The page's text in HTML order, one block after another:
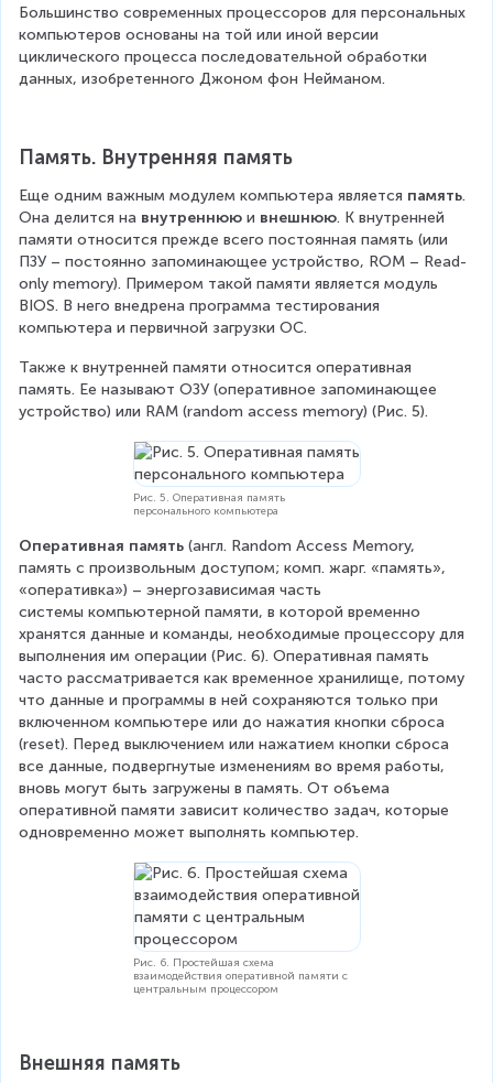
Большинство современных процессоров для персональных
компьютеров основаны на той или иной версии
циклического процесса последовательной обработки
данных, изобретенного Джоном фон Нейманом.
Память. Внутренняя память
Еще одним важным модулем компьютера является память.
Она делится на внутреннюю и внешнюю. К внутренней
памяти относится прежде всего постоянная память (или
ПЗУ – постоянно запоминающее устройство, ROM – Read-
only memory). Примером такой памяти является модуль
BIOS. В него внедрена программа тестирования
компьютера и первичной загрузки ОС.
Также к внутренней памяти относится оперативная
память. Ее называют ОЗУ (оперативное запоминающее
устройство) или RAM (random access memory) (Рис. 5).
Рис. 5. Оперативная память
персонального компьютера
Оперативная память (англ. Random Access Memory,
память с произвольным доступом; комп. жарг. «память»,
«оперативка») – энергозависимая часть
системы компьютерной памяти, в которой временно
хранятся данные и команды, необходимые процессору для
выполнения им операции (Рис. 6). Оперативная память
часто рассматривается как временное хранилище, потому
что данные и программы в ней сохраняются только при
включенном компьютере или до нажатия кнопки сброса
(reset). Перед выключением или нажатием кнопки сброса
все данные, подвергнутые изменениям во время работы,
вновь могут быть загружены в память. От объема
оперативной памяти зависит количество задач, которые
одновременно может выполнять компьютер.
Рис. 6. Простейшая схема
взаимодействия оперативной памяти с
центральным процессором
Внешняя память